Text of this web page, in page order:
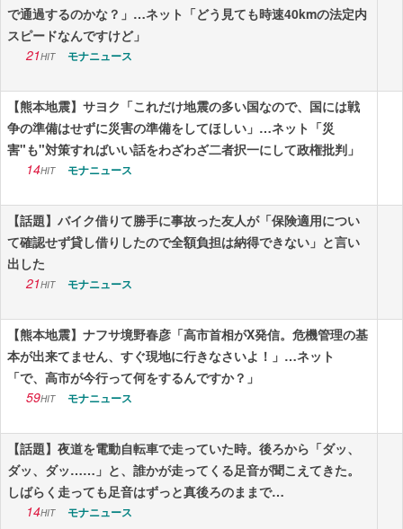
で通過するのかな？」…ネット「どう見ても時速40kmの法定内
スピードなんですけど」
21HIT モナニュース
【熊本地震】サヨク「これだけ地震の多い国なので、国には戦
争の準備はせずに災害の準備をしてほしい」…ネット「災
害"も"対策すればいい話をわざわざ二者択一にして政権批判」
14HIT モナニュース
【話題】バイク借りて勝手に事故った友人が「保険適用につい
て確認せず貸し借りしたので全額負担は納得できない」と言い
出した
21HIT モナニュース
【熊本地震】ナフサ境野春彦「高市首相がX発信。危機管理の基
本が出来てません、すぐ現地に行きなさいよ！」…ネット
「で、高市が今行って何をするんですか？」
59HIT モナニュース
【話題】夜道を電動自転車で走っていた時。後ろから「ダッ、
ダッ、ダッ……」と、誰かが走ってくる足音が聞こえてきた。
しばらく走っても足音はずっと真後ろのままで…
14HIT モナニュース